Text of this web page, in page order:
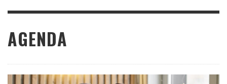
AGENDA